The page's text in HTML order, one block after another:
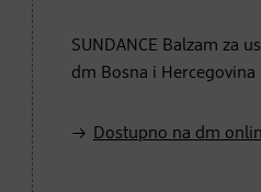
SUNDANCE Balzam za
dm Bosna i Hercegovina
Dostupno na dm